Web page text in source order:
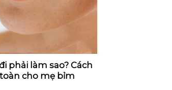
phải làm sao? Cách
cho mẹ bỉm